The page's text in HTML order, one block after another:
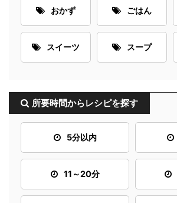
おかず ごはん
スイーツ スープ
所要時間からレシピを探す
5分以内
11～20分